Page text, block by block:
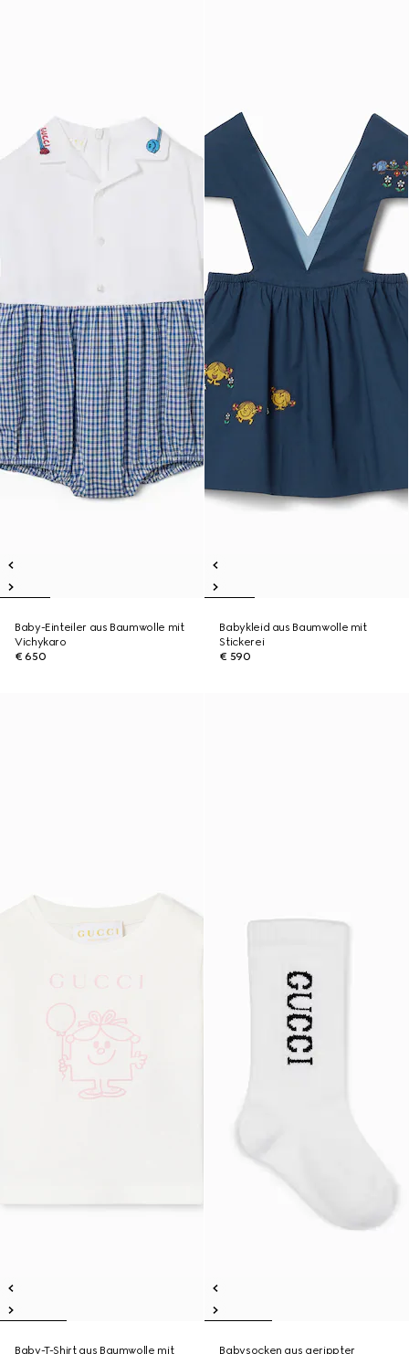
Baby-Einteiler aus Baumwolle mit
Vichykaro
€ 650
Babykleid aus Baumwolle mit
Stickerei
€ 590
Baby-T-Shirt aus Baumwolle mit Babysocken aus gerippter